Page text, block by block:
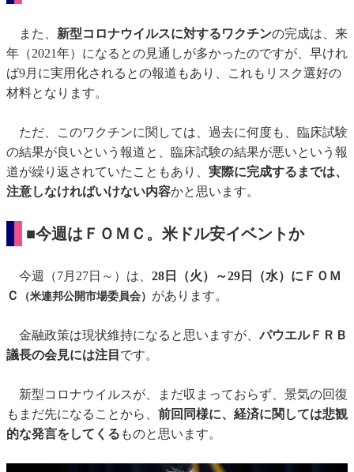
また、 新型コロナウイルスに対するワクチンの完成は、来
年（2021年）になるとの見通しが多かったのですが、早けれ
ば9月に実用化されるとの報道もあり、これもリスク選好の
材料となります。
ただ、このワクチンに関しては、過去に何度も、臨床試験
の結果が良いという報道と、臨床試験の結果が悪いという報
道が繰り返されていたこともあり、 実際に完成するまでは、
注意しなければいけない内容かと思います。
■今週はＦＯＭＣ。米ドル安イベントか
今週（7月27日～）は、 28日（火）～29日（水）にＦＯＭ
Ｃ
（米連邦公開市場委員会） があります。
金融政策は現状維持になると思いますが、パウエルＦＲＢ
議長の会見には注目 です。
新型コロナウイルスが、まだ収まっておらず、景気の回復
もまだ先になることから、 前回同様に、経済に関しては悲観
的な発言をしてくる ものと思います。